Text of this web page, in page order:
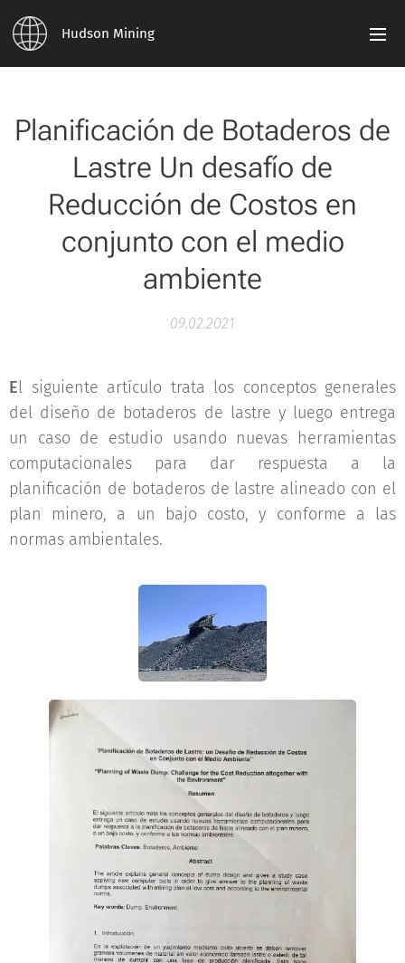
Hudson Mining
Planificación de Botaderos de
Lastre Un desafío de
Reducción de Costos en
conjunto con el medio
ambiente
09.02.2021
El siguiente artículo trata los conceptos generales
del diseño de botaderos de lastre y luego entrega
un caso de estudio usando nuevas herramientas
computacionales para dar respuesta a la
planificación de botaderos de lastre alineado con el
plan minero, a un bajo costo, y conforme a las
normas ambientales.